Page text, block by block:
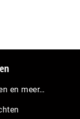
en meer…